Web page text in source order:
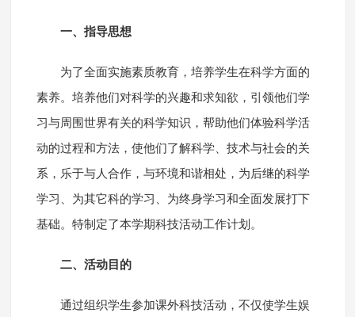
一、指导思想
为了全面实施素质教育，培养学生在科学方面的
素养。培养他们对科学的兴趣和求知欲，引领他们学
习与周围世界有关的科学知识，帮助他们体验科学活
动的过程和方法，使他们了解科学、技术与社会的关
系，乐于与人合作，与环境和谐相处，为后继的科学
学习、为其它科的学习、为终身学习和全面发展打下
基础。特制定了本学期科技活动工作计划。
二、活动目的
通过组织学生参加课外科技活动，不仅使学生娱